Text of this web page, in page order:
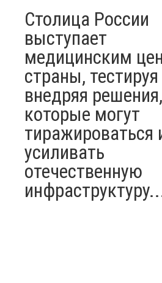
Столица России
выступает
медицинским
страны, тестируя
внедряя решения,
которые могут
тиражироваться
усиливать
отечественную